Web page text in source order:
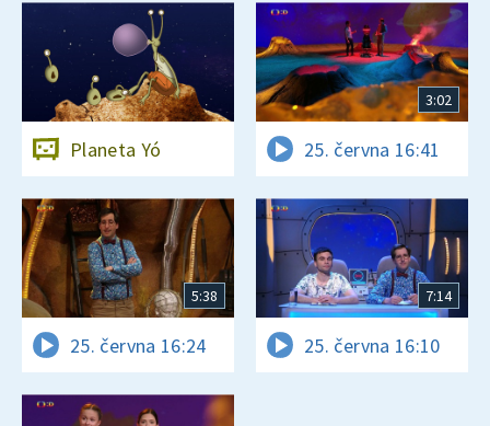
Planeta Yó
3:02
25. června 16:41
5:38
25. června 16:24
7:14
25. června 16:10